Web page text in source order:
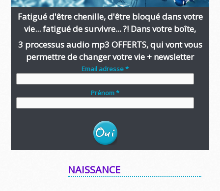
Fatigué d'être chenille, d'être bloqué dans votre
vie... fatigué de survivre... ?! Dans votre boîte,
3 processus audio mp3 OFFERTS, qui vont vous
permettre de changer votre vie + newsletter
Email adresse *
Prénom *
NAISSANCE